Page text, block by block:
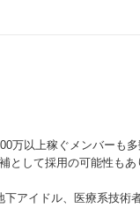
万以上稼ぐメンバーも多
して採用の可能性もあ
アイドル、医療系技術